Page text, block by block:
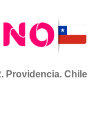
Providencia. Chile